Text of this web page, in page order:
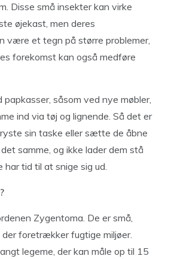
Disse små insekter kan virke
øjekast, men deres
være et tegn på større problemer,
forekomst kan også medføre
papkasser, såsom ved nye møbler,
ind via tøj og lignende. Så det er
sin taske eller sætte de åbne
samme, og ikke lader dem stå
har tid til at snige sig ud.
Zygentoma. De er små,
foretrækker fugtige miljøer.
legeme, der kan måle op til 15